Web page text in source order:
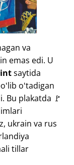
va
emas edi. U
saytida
oʻtadigan
Bu plakatda 🚩
ukrain va rus
tillar